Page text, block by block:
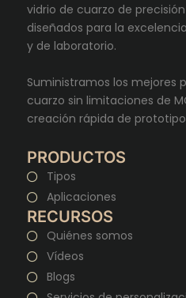
vidrio de cuarzo de
diseñados para la
y de laboratorio.
Suministramos los mejores
cuarzo sin limitaciones de
creación rápida de
PRODUCTOS
Tipos
Aplicaciones
RECURSOS
Quiénes somos
Vídeos
Blogs